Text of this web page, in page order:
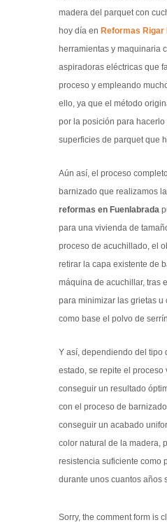
madera del parquet con
hoy día en Reformas Rigar
herramientas y maquinaria
aspiradoras eléctricas que
proceso y empleando
ello, ya que el método
por la posición para
superficies de parquet que
Aún así, el proceso
barnizado que realizamos
reformas en Fuenlabrada
para una vivienda de
proceso de acuchillado, el
retirar la capa existente de
máquina de acuchillar, tras
para minimizar las grietas
como base el polvo de
Y así, dependiendo del tipo
estado, se repite el proceso
conseguir un resultado
con el proceso de
conseguir un acabado
color natural de la madera,
resistencia suficiente como
durante unos cuantos años
Sorry, the comment form is